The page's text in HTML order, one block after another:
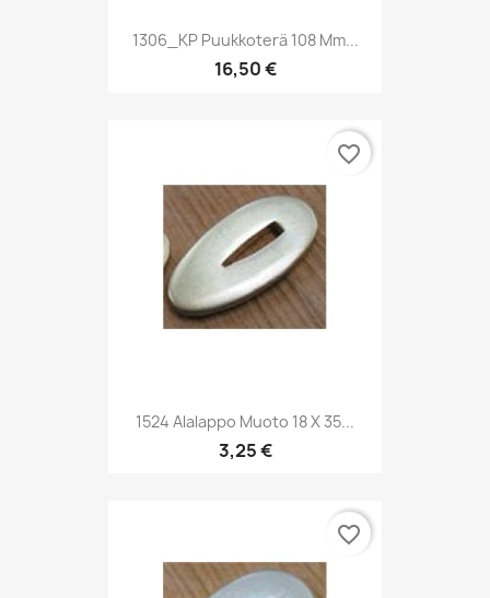
1306_KP Puukkoterä 108 Mm...
16,50 €
1524 Alalappo Muoto 18 X 35...
3,25 €
favorite_border
favorite_border